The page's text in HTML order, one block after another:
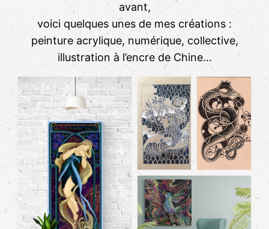
avant,
voici quelques unes de mes créations :
peinture acrylique, numérique, collective,
illustration à l’encre de Chine…